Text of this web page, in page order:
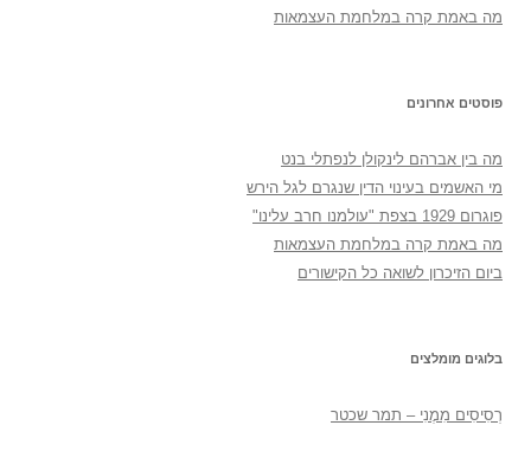
מה באמת קרה במלחמת העצמאות
פוסטים אחרונים
מה בין אברהם לינקולן לנפתלי בנט
מי האשמים בעינוי הדין שנגרם לגל הירש
פוגרום 1929 בצפת "עולמנו חרב עלינו"
מה באמת קרה במלחמת העצמאות
ביום הזיכרון לשואה כל הקישורים
בלוגים מומלצים
רְסִיסִים מִמֶנִי – תמר שכטר